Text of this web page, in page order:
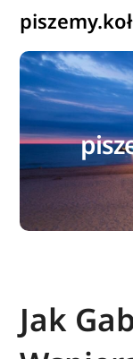
Jak